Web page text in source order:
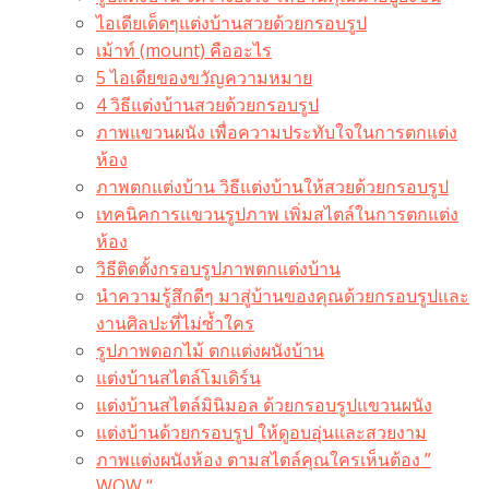
ไอเดียเด็ดๆแต่งบ้านสวยด้วยกรอบรูป
เม้าท์ (mount) คืออะไร​
5 ไอเดียของขวัญความหมาย
4 วิธีแต่งบ้านสวยด้วยกรอบรูป
ภาพแขวนผนัง เพื่อความประทับใจในการตกแต่ง
ห้อง
ภาพตกแต่งบ้าน วิธีแต่งบ้านให้สวยด้วยกรอบรูป
เทคนิคการแขวนรูปภาพ เพิ่มสไตล์ในการตกแต่ง
ห้อง
วิธีติดตั้งกรอบรูปภาพตกแต่งบ้าน
นำความรู้สึกดีๆ มาสู่บ้านของคุณด้วยกรอบรูปและ
งานศิลปะที่ไม่ซ้ำใคร
รูปภาพดอกไม้ ตกแต่งผนังบ้าน
แต่งบ้านสไตล์โมเดิร์น
แต่งบ้านสไตล์มินิมอล ด้วยกรอบรูปแขวนผนัง
แต่งบ้านด้วยกรอบรูป ให้ดูอบอุ่นและสวยงาม
ภาพแต่งผนังห้อง ตามสไตล์คุณใครเห็นต้อง ”